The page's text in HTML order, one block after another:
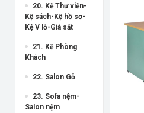
20. Kệ Thư viện-
Kệ sách-Kệ hồ sơ-
Kệ V lỗ-Giá sắt
21. Kệ Phòng
Khách
22. Salon Gỗ
23. Sofa nệm-
Salon nệm